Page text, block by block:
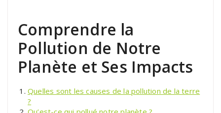
Comprendre la
Pollution de Notre
Planète et Ses Impacts
Quelles sont les causes de la pollution de la terre
?